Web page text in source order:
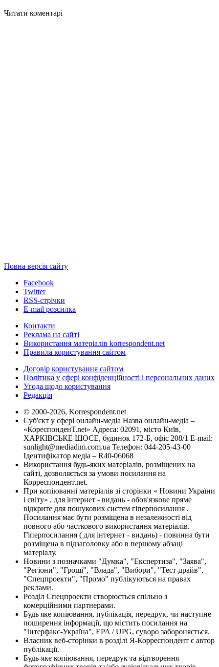
Читати коментарі
Повна версія сайту
Facebook
Twitter
RSS-стрічки
E-mail розсилка
Контакти
Реклама на сайті
Використання матеріалів korrespondent.net
Правила користування сайтом
Договір користування сайтом
Політика у сфері конфіденційності і персональних даних
Угода щодо користування
Редакція
© 2000-2026, Korrespondent.net
Суб'єкт у сфері онлайн-медіа Назва онлайн-медіа –
«КореспонденТ.net» Адреса: 02091, місто Київ,
ХАРКІВСЬКЕ ШОСЕ, будинок 172-Б, офіс 208/1 E-mail:
sunlight@mediadim.com.ua Телефон: 044-205-43-00
Ідентифікатор медіа – R40-06068
Використання будь-яких матеріалів, розміщених на
сайті, дозволяється за умови посилання на
Корреспондент.net.
При копіюванні матеріалів зі сторінки « Новини України
і світу» , для інтернет - видань - обов'язкове пряме
відкрите для пошукових систем гіперпосилання .
Посилання має бути розміщена в незалежності від
повного або часткового використання матеріалів.
Гіперпосилання ( для інтернет - видань) - повинна бути
розміщена в підзаголовку або в першому абзаці
матеріалу.
Новини з позначками "Думка", "Експертиза", "Заява",
"Регіони", "Гроші", "Влада", "Вибори", "Тест-драйв",
"Спецпроекти", "Промо" публікуються на правах
реклами.
Розділ Спецпроекти створюється спільно з
комерційними партнерами.
Будь яке копіювання, публікація, передрук, чи наступне
поширення інформації, що містить посилання на
"Інтерфакс-Україна", EPA / UPG, суворо забороняється.
Власник веб-сторінки в розділі Я-Корреспондент є автор
публікації.
Будь-яке копіювання, передрук та відтворення